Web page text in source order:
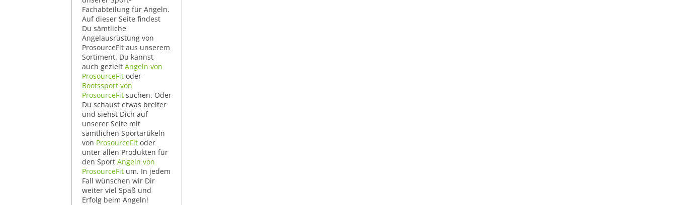
Fachabteilung für Angeln.
Auf dieser Seite findest
Du sämtliche
Angelausrüstung von
ProsourceFit aus unserem
Sortiment. Du kannst
auch gezielt Angeln von
ProsourceFit oder
Bootssport von
ProsourceFit suchen. Oder
Du schaust etwas breiter
und siehst Dich auf
unserer Seite mit
sämtlichen Sportartikeln
von ProsourceFit oder
unter allen Produkten für
den Sport Angeln von
ProsourceFit um. In jedem
Fall wünschen wir Dir
weiter viel Spaß und
Erfolg beim Angeln!